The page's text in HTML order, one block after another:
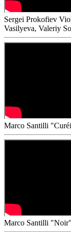
Sergei Prokofiev
Vasilyeva, Valeriy
Marco Santilli
Marco Santilli "Noir"